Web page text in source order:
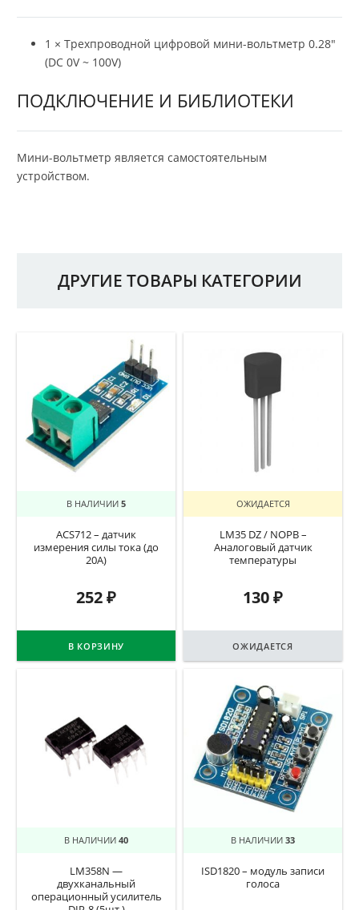
1 × Трехпроводной цифровой мини-вольтметр 0.28″
(DC 0V ~ 100V)
ПОДКЛЮЧЕНИЕ И БИБЛИОТЕКИ
Мини-вольтметр является самостоятельным
устройством.
ДРУГИЕ ТОВАРЫ КАТЕГОРИИ
В НАЛИЧИИ 5
ACS712 – датчик
измерения силы тока (до
20А)
252₽
В КОРЗИНУ
ОЖИДАЕТСЯ
LM35 DZ / NOPB –
Аналоговый датчик
температуры
130₽
ОЖИДАЕТСЯ
В НАЛИЧИИ 40
LM358N —
двухканальный
операционный усилитель
В НАЛИЧИИ 33
ISD1820 – модуль записи
голоса